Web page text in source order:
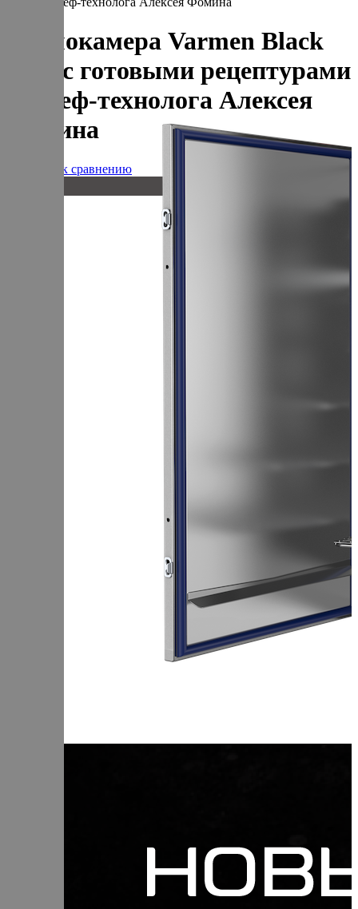
Термокамера Varmen Black
Line с готовыми рецептурами
от шеф-технолога Алексея
Фомина
Добавить к сравнению